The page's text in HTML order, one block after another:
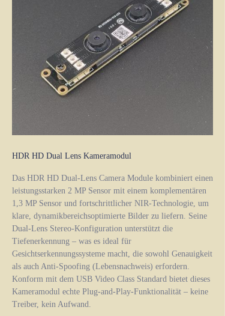
HDR HD Dual Lens Kameramodul
Das HDR HD Dual-Lens Camera Module kombiniert einen
leistungsstarken 2 MP Sensor mit einem komplementären
1,3 MP Sensor und fortschrittlicher NIR-Technologie, um
klare, dynamikbereichsoptimierte Bilder zu liefern. Seine
Dual-Lens Stereo-Konfiguration unterstützt die
Tiefenerkennung – was es ideal für
Gesichtserkennungssysteme macht, die sowohl Genauigkeit
als auch Anti-Spoofing (Lebensnachweis) erfordern.
Konform mit dem USB Video Class Standard bietet dieses
Kameramodul echte Plug-and-Play-Funktionalität – keine
Treiber, kein Aufwand.